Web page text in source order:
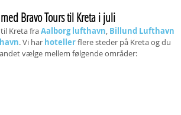
Bravo Tours til Kreta i juli
Kreta fraAalborg lufthavn, Billund Lufthavn
. Vi har hotellerflere steder på Kreta og du
vælge mellem følgende områder: